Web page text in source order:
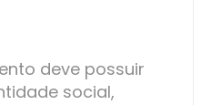
deve possuir
social,